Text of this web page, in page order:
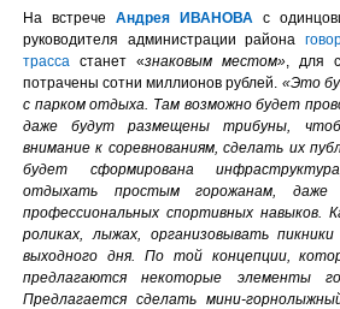
На встрече Андрея ИВАНОВА с
руководителя администрации района
трасса станет «знаковым местом» , для
потрачены сотни миллионов рублей. «Это
с парком отдыха. Там возможно будет
даже будут размещены трибуны,
внимание к соревнованиям, сделать их
будет сформирована
отдыхать простым горожанам,
профессиональных спортивных навыков.
роликах, лыжах, организовывать
выходного дня. По той концепции,
предлагаются некоторые элементы
Предлагается сделать мини-